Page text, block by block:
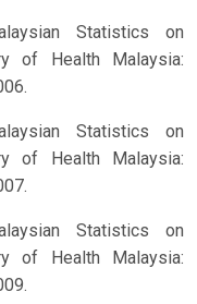
Statistics on
of Health Malaysia:
Statistics on
of Health Malaysia:
Statistics on
of Health Malaysia: